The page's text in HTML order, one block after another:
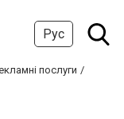
Рус
послуги